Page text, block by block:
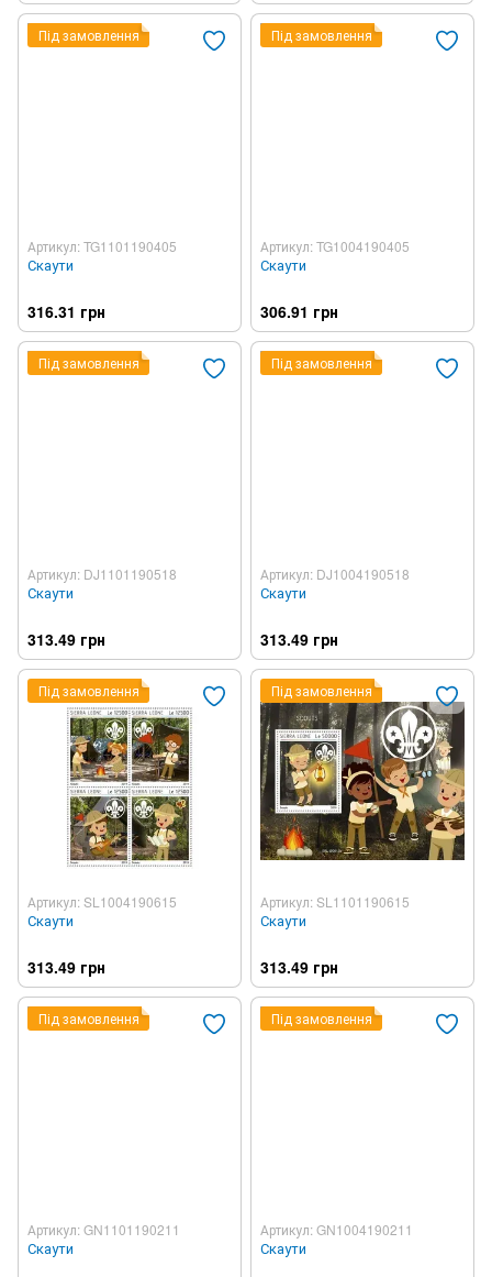
Під замовлення
Артикул: TG1101190405
Скаути
316.31 грн
Під замовлення
Артикул: TG1004190405
Скаути
306.91 грн
Під замовлення
Артикул: DJ1101190518
Скаути
313.49 грн
Під замовлення
Артикул: DJ1004190518
Скаути
313.49 грн
Під замовлення
Артикул: SL1004190615
Скаути
313.49 грн
Під замовлення
Артикул: SL1101190615
Скаути
313.49 грн
Під замовлення
Артикул: GN1101190211
Скаути
Під замовлення
Артикул: GN1004190211
Скаути